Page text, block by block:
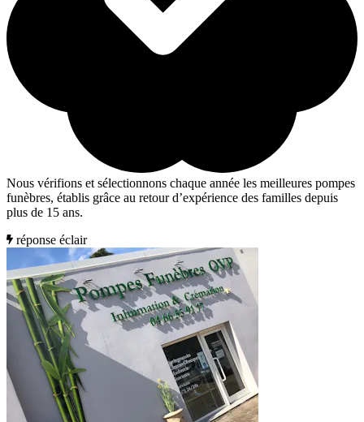
Nous vérifions et sélectionnons chaque année les meilleures pompes
funèbres, établis grâce au retour d’expérience des familles depuis
plus de 15 ans.
réponse éclair